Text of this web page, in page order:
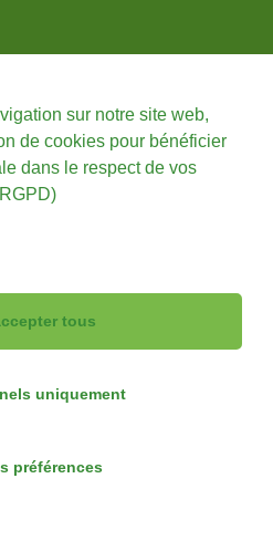
sur notre site web,
de cookies pour bénéficier
dans le respect de vos
tous
uniquement
préférences
01 48 74 74 91
31 Rue d'Amsterdam